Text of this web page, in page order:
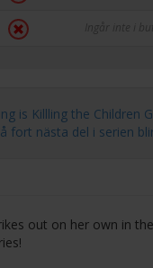
Ingår inte i
is Killling the Children
fort nästa del i serien
out on her own in